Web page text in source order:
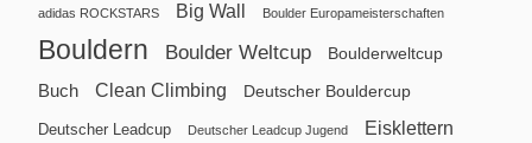
adidas ROCKSTARS Big Wall Boulder Europameisterschaften
Bouldern Boulder Weltcup Boulderweltcup
Buch Clean Climbing Deutscher Bouldercup
Deutscher Leadcup Deutscher Leadcup Jugend Eisklettern